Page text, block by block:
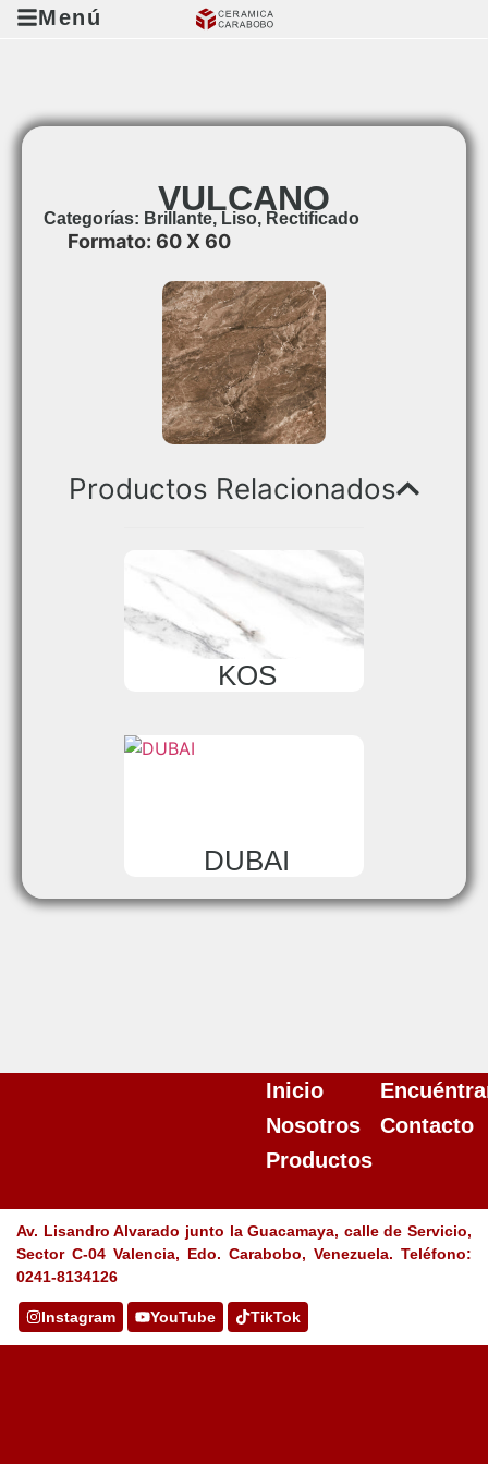
Menú
VULCANO
Categorías: Brillante, Liso, Rectificado
Formato: 60 X 60
Productos Relacionados
KOS
DUBAI
Inicio
Nosotros
Productos
Contacto
Av. Lisandro Alvarado junto la Guacamaya, calle de Servicio,
Sector C-04 Valencia, Edo. Carabobo, Venezuela. Teléfono:
0241-8134126
Instagram YouTube TikTok